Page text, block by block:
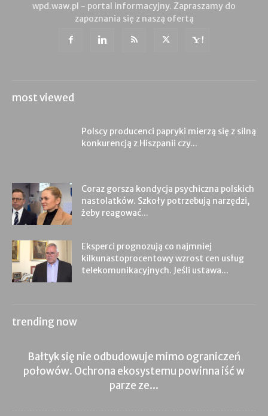
wpd.waw.pl - portal informacyjny. Zapraszamy do
zapoznania się z naszą ofertą
most viewed
Polscy producenci papryki mierzą się z silną
konkurencją z Hiszpanii czy...
Coraz gorsza kondycja psychiczna polskich
nastolatków. Szkoły potrzebują narzędzi,
żeby reagować...
Eksperci prognozują co najmniej
kilkunastoprocentowy wzrost cen usług
telekomunikacyjnych. Jeśli ustawa...
trending now
Bałtyk się nie odbudowuje mimo ograniczeń
połowów. Ochrona ekosystemu powinna iść w
parze ze...